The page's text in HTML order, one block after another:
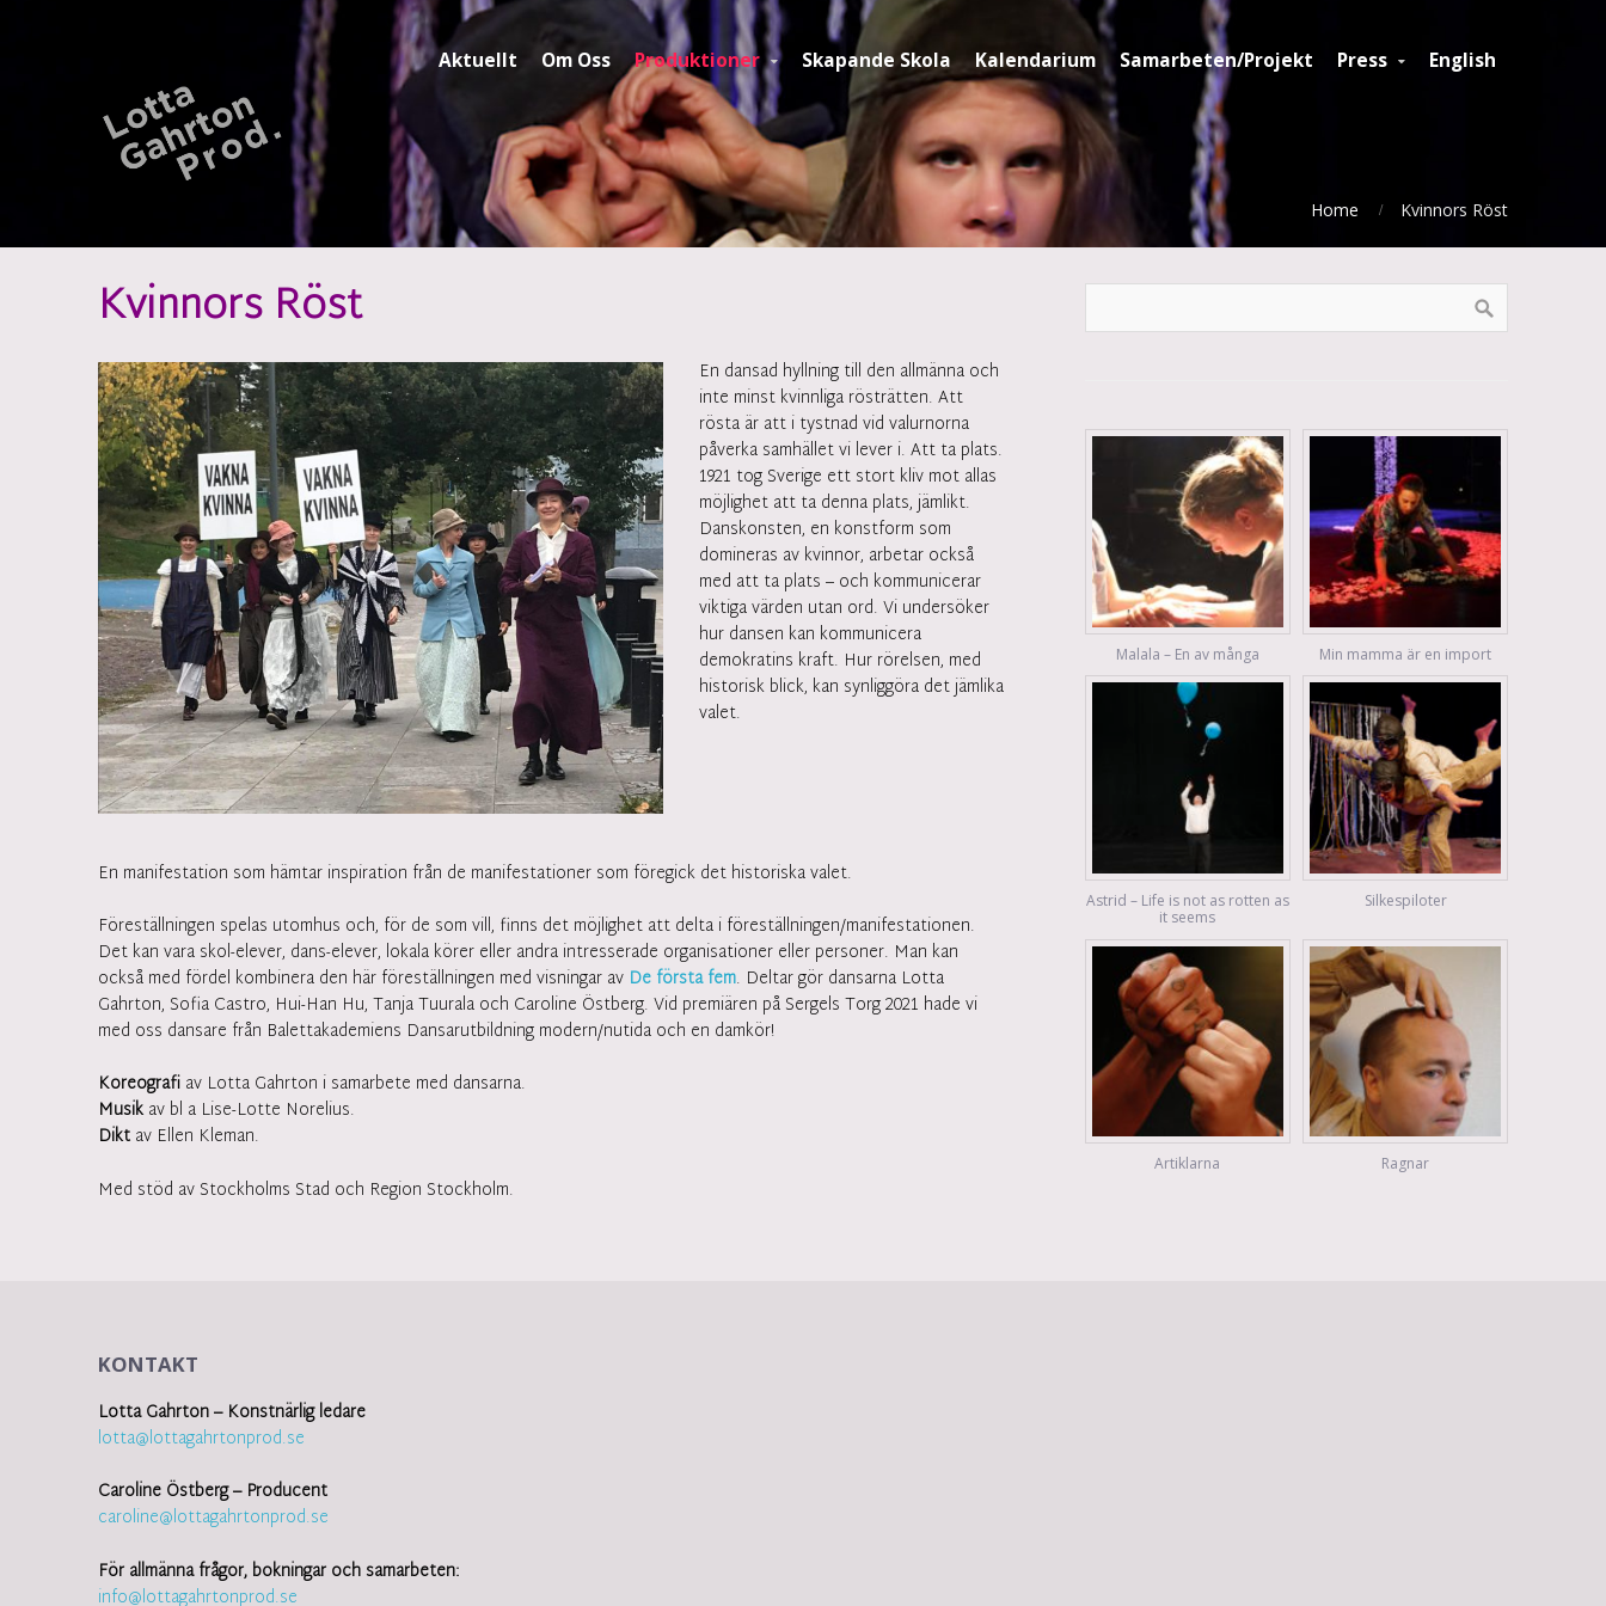
Aktuellt Om Oss Produktioner Skapande Skola Kalendarium Samarbeten/Projekt Press English
Home Kvinnors Röst
Kvinnors Röst
En dansad hyllning till den allmänna och
inte minst kvinnliga rösträtten. Att
rösta är att i tystnad vid valurnorna
påverka samhället vi lever i. Att ta plats.
1921 tog Sverige ett stort kliv mot allas
möjlighet att ta denna plats, jämlikt.
Danskonsten, en konstform som
domineras av kvinnor, arbetar också
med att ta plats – och kommunicerar
viktiga värden utan ord. Vi undersöker
hur dansen kan kommunicera
demokratins kraft. Hur rörelsen, med
historisk blick, kan synliggöra det jämlika
valet.
En manifestation som hämtar inspiration från de manifestationer som föregick det historiska valet.
Föreställningen spelas utomhus och, för de som vill, finns det möjlighet att delta i föreställningen/manifestationen.
Det kan vara skol-elever, dans-elever, lokala körer eller andra intresserade organisationer eller personer. Man kan
också med fördel kombinera den här föreställningen med visningar av De första fem. Deltar gör dansarna Lotta
Gahrton, Sofia Castro, Hui-Han Hu, Tanja Tuurala och Caroline Östberg. Vid premiären på Sergels Torg 2021 hade vi
med oss dansare från Balettakademiens Dansarutbildning modern/nutida och en damkör!
Koreografi av Lotta Gahrton i samarbete med dansarna.
Musik av bl a Lise-Lotte Norelius.
Dikt av Ellen Kleman.
Med stöd av Stockholms Stad och Region Stockholm.
Malala – En av många Min mamma är en import
Astrid – Life is not as rotten as
it seems
Silkespiloter
Artiklarna Ragnar
KONTAKT
Lotta Gahrton – Konstnärlig ledare
lotta@lottagahrtonprod.se
Caroline Östberg – Producent
caroline@lottagahrtonprod.se
För allmänna frågor, bokningar och samarbeten:
info@lottagahrtonprod.se